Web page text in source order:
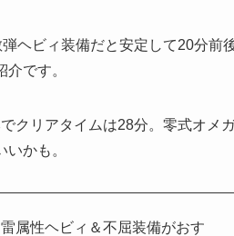
ヘビィ装備だと安定して20分前
です。
クリアタイムは28分。零式オメ
かも。
属性ヘビィ＆不屈装備がおす